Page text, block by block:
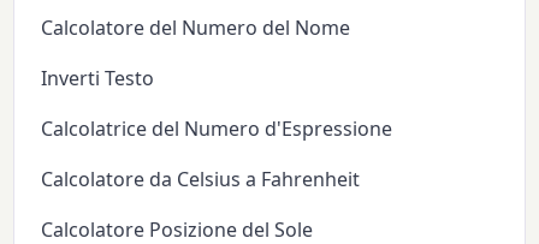
Calcolatore del Numero del Nome
Inverti Testo
Calcolatrice del Numero d'Espressione
Calcolatore da Celsius a Fahrenheit
Calcolatore Posizione del Sole